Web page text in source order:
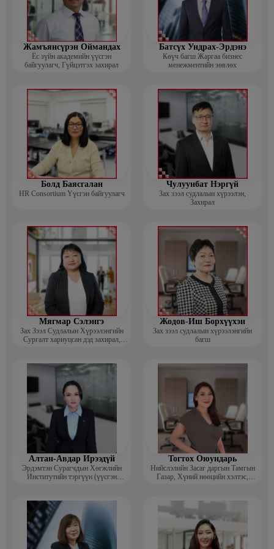
Жамъянсүрэн Оймандах
Ёс зүйн академийн үүсгэн
байгуулагч, Гүйцэтгэх захирал
Батсүх Ундрах-Эрдэнэ
Көүч багш Жаргаа бизнес
менежментийн зөвлөх
Болд Баясгалан
HR Consortium Үүсгэн байгуулагч
Чулуунбат Нэргүй
Зах зээл судлалын хүрээлэн,
Захирал
Мягмар Сэлэнгэ
Зах Зээл Судлалын Хүрээлэнгийн
Сургалт хариуцсан дэд захирал,
Жодов-Иш Борхүүхэн
Зах зээл судлалын хүрээлэнгийн
багш
Алтан-Авдар Ирээдүй
Эрдэмтэн Сурагчдын Хөгжлийн
Институтийн тэргүүн (үүсгэн
Тогтох Оюундарь
Нийслэлийн Засаг даргын Тамгын
Газар, Хүний нөөцийн хэлтэс,